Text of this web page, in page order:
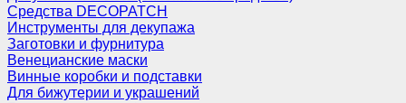
Средства DECOPATCH
Инструменты для декупажа
Заготовки и фурнитура
Венецианские маски
Винные коробки и подставки
Для бижутерии и украшений